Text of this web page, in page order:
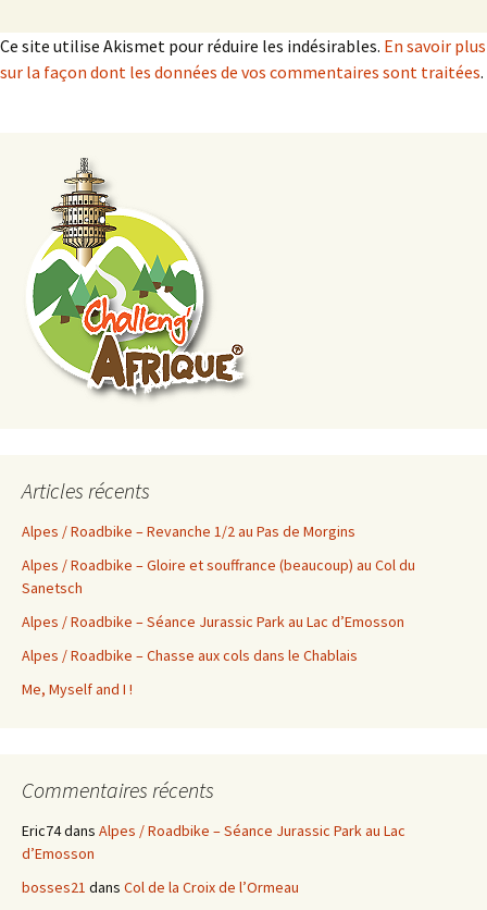
Ce site utilise Akismet pour réduire les indésirables. En savoir plus
sur la façon dont les données de vos commentaires sont traitées.
Articles récents
Alpes / Roadbike – Revanche 1/2 au Pas de Morgins
Alpes / Roadbike – Gloire et souffrance (beaucoup) au Col du
Sanetsch
Alpes / Roadbike – Séance Jurassic Park au Lac d’Emosson
Alpes / Roadbike – Chasse aux cols dans le Chablais
Me, Myself and I !
Commentaires récents
Eric74dans Alpes / Roadbike – Séance Jurassic Park au Lac
d’Emosson
bosses21 dans Col de la Croix de l’Ormeau